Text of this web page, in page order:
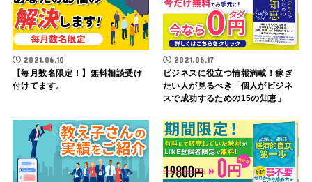
2021.06.10
【毎月数名限定！】無料相談受け
付けてます。
2021.06.17
ビジネスに役立つ情報満載！稼ぎ
たい人が見るべき「個人がビジネ
スで成功するための15の知恵」